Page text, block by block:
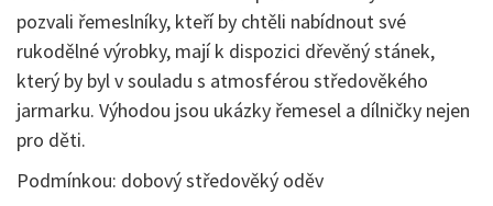
pozvali řemeslníky, kteří by chtěli nabídnout své
rukodělné výrobky, mají k dispozici dřevěný stánek,
který by byl v souladu s atmosférou středověkého
jarmarku. Výhodou jsou ukázky řemesel a dílničky nejen
pro děti.
Podmínkou: dobový středověký oděv